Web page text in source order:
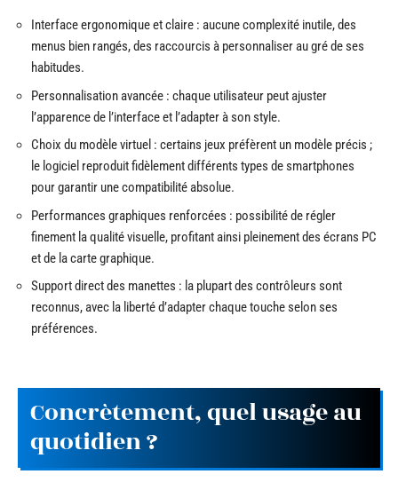
Interface ergonomique et claire : aucune complexité inutile, des
menus bien rangés, des raccourcis à personnaliser au gré de ses
habitudes.
Personnalisation avancée : chaque utilisateur peut ajuster
l’apparence de l’interface et l’adapter à son style.
Choix du modèle virtuel : certains jeux préfèrent un modèle précis ;
le logiciel reproduit fidèlement différents types de smartphones
pour garantir une compatibilité absolue.
Performances graphiques renforcées : possibilité de régler
finement la qualité visuelle, profitant ainsi pleinement des écrans PC
et de la carte graphique.
Support direct des manettes : la plupart des contrôleurs sont
reconnus, avec la liberté d’adapter chaque touche selon ses
préférences.
Concrètement, quel usage au
quotidien ?